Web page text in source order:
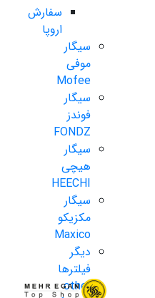
سفارش
اروپا
سیگار
موفی
Mofee
سیگار
فوندز
FONDZ
سیگار
هیچی
HEECHI
سیگار
مکزیکو
Maxico
دیگر
فیلترها
other